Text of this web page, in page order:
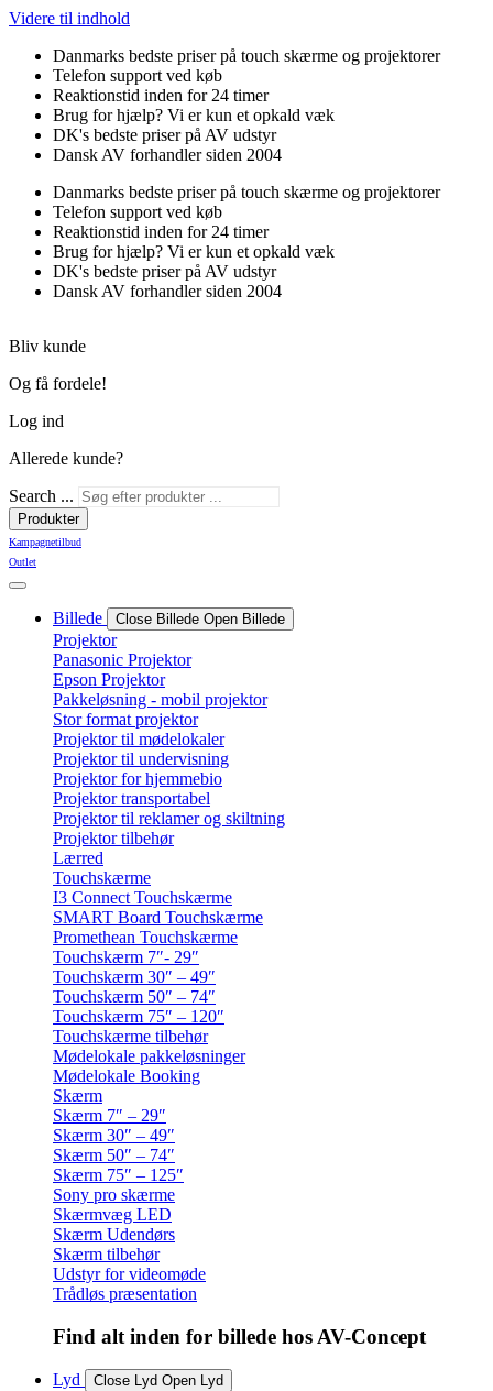
Videre til indhold
Danmarks bedste priser på touch skærme og projektorer
Telefon support ved køb
Reaktionstid inden for 24 timer
Brug for hjælp? Vi er kun et opkald væk
DK's bedste priser på AV udstyr
Dansk AV forhandler siden 2004
Danmarks bedste priser på touch skærme og projektorer
Telefon support ved køb
Reaktionstid inden for 24 timer
Brug for hjælp? Vi er kun et opkald væk
DK's bedste priser på AV udstyr
Dansk AV forhandler siden 2004
Bliv kunde
Og få fordele!
Log ind
Allerede kunde?
Search ...
Produkter
Kampagnetilbud
Outlet
Billede Close Billede Open Billede
Projektor
Panasonic Projektor
Epson Projektor
Pakkeløsning - mobil projektor
Stor format projektor
Projektor til mødelokaler
Projektor til undervisning
Projektor for hjemmebio
Projektor transportabel
Projektor til reklamer og skiltning
Projektor tilbehør
Lærred
Touchskærme
I3 Connect Touchskærme
SMART Board Touchskærme
Promethean Touchskærme
Touchskærm 7″- 29″
Touchskærm 30″ – 49″
Touchskærm 50″ – 74″
Touchskærm 75″ – 120″
Touchskærme tilbehør
Mødelokale pakkeløsninger
Mødelokale Booking
Skærm
Skærm 7″ – 29″
Skærm 30″ – 49″
Skærm 50″ – 74″
Skærm 75″ – 125″
Sony pro skærme
Skærmvæg LED
Skærm Udendørs
Skærm tilbehør
Udstyr for videomøde
Trådløs præsentation
Find alt inden for billede hos AV-Concept
Lyd Close Lyd Open Lyd